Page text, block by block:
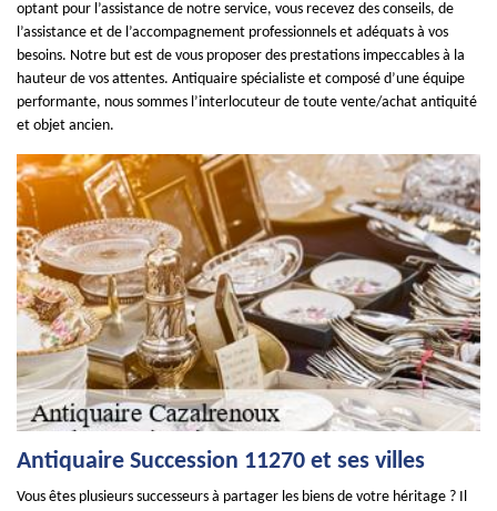
optant pour l’assistance de notre service, vous recevez des conseils, de
l’assistance et de l’accompagnement professionnels et adéquats à vos
besoins. Notre but est de vous proposer des prestations impeccables à la
hauteur de vos attentes. Antiquaire spécialiste et composé d’une équipe
performante, nous sommes l’interlocuteur de toute vente/achat antiquité
et objet ancien.
Antiquaire Succession 11270 et ses villes
Vous êtes plusieurs successeurs à partager les biens de votre héritage ? Il